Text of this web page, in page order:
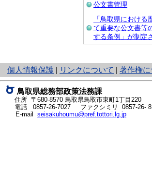
公文書管理
「鳥取県における
て重要な公文書等
する条例」が制定
個人情報保護
と
り
ネ
ッ
ト
へ
リンクについて 著作権に
鳥取県総務部政策法務課
住所 〒680-8570 鳥取県鳥取市東町1丁目220
電話 0857-26-7027
ファクシミリ 0857-26-
E-mail seisakuhoumu@pref.tottori.lg.jp